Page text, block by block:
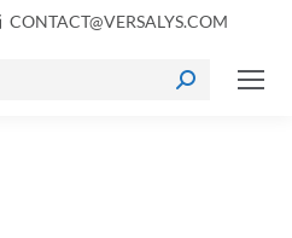
CONTACT@VERSALYS.COM